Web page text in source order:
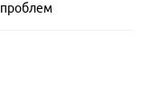
проблем